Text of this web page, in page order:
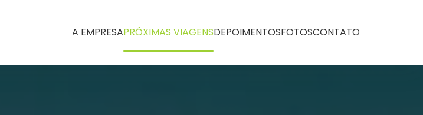
A EMPRESAPRÓXIMAS VIAGENSDEPOIMENTOSFOTOSCONTATO